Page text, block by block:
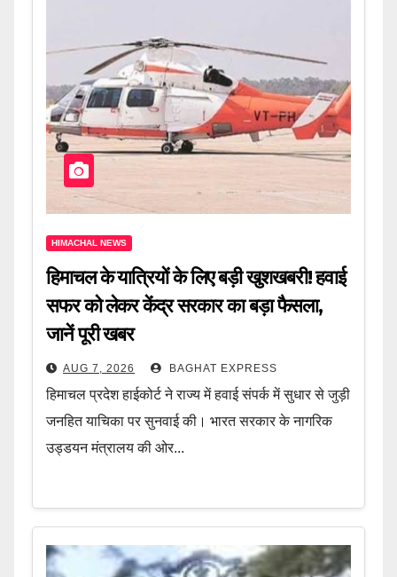
HIMACHAL NEWS
हिमाचल के यात्रियों के लिए बड़ी खुशखबरी! हवाई
सफर को लेकर केंद्र सरकार का बड़ा फैसला,
जानें पूरी खबर
AUG 7, 2026 BAGHAT EXPRESS
हिमाचल प्रदेश हाईकोर्ट ने राज्य में हवाई संपर्क में सुधार से जुड़ी
जनहित याचिका पर सुनवाई की। भारत सरकार के नागरिक
उड्डयन मंत्रालय की ओर...